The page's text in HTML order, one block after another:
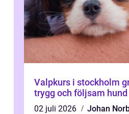
Valpkurs i stockholm grunden för en
trygg och följsam hund
02 juli 2026
Johan